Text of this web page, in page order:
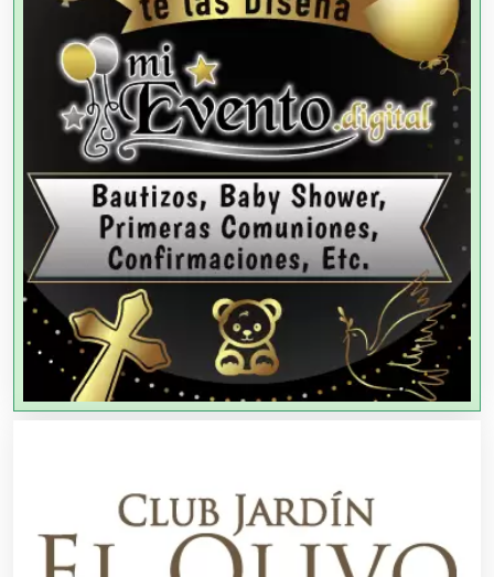
Agencias de Publicidad
Agencias de Viajes
Agricultores
Agricultura y Ganadería
Agua Purificada
Aire Acondicionado
Albercas